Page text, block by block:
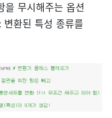
을 무시해주는 옵션
: 변환된 특성 종류를